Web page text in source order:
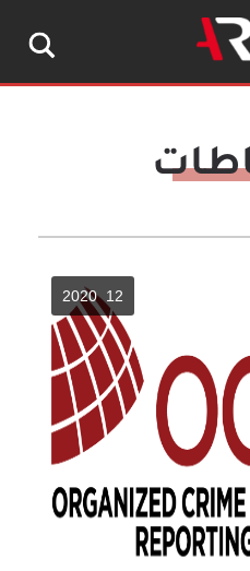
12 2020